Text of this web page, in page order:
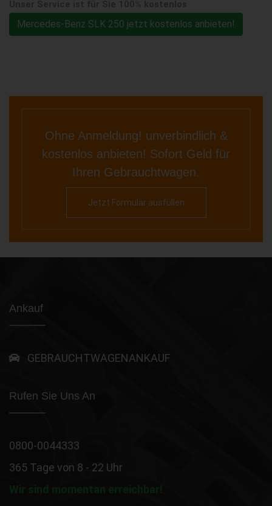
Mercedes-Benz SLK 250 jetzt kostenlos anbieten!
Ohne Anmeldung! unverbindlich &
kostenlos anbieten! Sofort Geld für
Ihren Gebrauchtwagen.
Jetzt Formular ausfüllen
Ankauf
GEBRAUCHTWAGENANKAUF
Rufen Sie Uns An
0800-0044333
365 Tage von 8 - 22 Uhr
Wir sind momentan erreichbar!